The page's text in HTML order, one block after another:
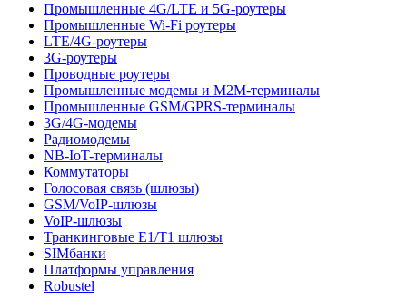
Промышленные 4G/LTE и 5G-роутеры
Промышленные Wi-Fi роутеры
LTE/4G-роутеры
3G-роутеры
Проводные роутеры
Промышленные модемы и M2M-терминалы
Промышленные GSM/GPRS-терминалы
3G/4G-модемы
Радиомодемы
NB-IoT-терминалы
Коммутаторы
Голосовая связь (шлюзы)
GSM/VoIP-шлюзы
VoIP-шлюзы
Транкинговые E1/T1 шлюзы
SIMбанки
Платформы управления
Robustel